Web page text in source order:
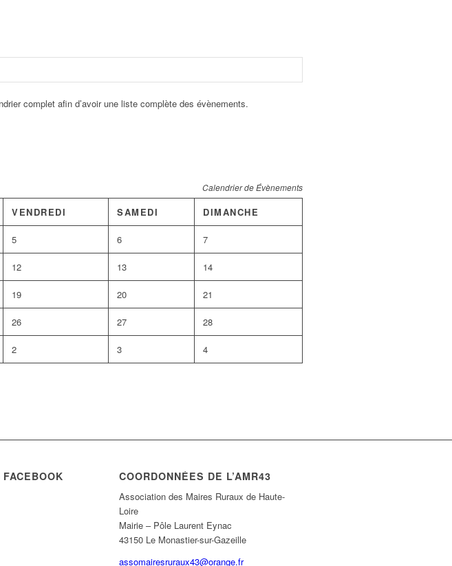
complet afin d’avoir une liste complète des évènements.
Calendrier de Évènements
VENDREDI SAMEDI DIMANCHE
5 6 7
12 13 14
19 20 21
26 27 28
2 3 4
COORDONNÉES DE L’AMR43
Association des Maires Ruraux de Haute-
Loire
Mairie – Pôle Laurent Eynac
43150 Le Monastier-sur-Gazeille
assomairesruraux43@orange.fr